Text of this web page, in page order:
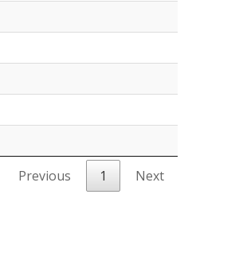
Previous 1 Next